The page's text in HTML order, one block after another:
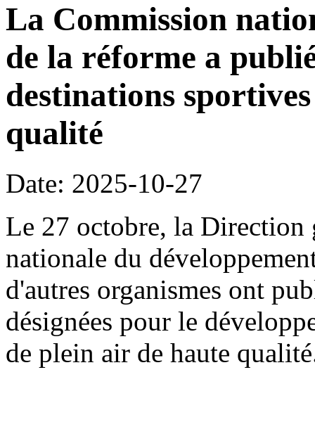
La Commission
de la réforme a
destinations
qualité
Date: 2025-10-27
Le 27 octobre, la Direction
nationale du
d'autres organismes ont
désignées pour le
de plein air de haute